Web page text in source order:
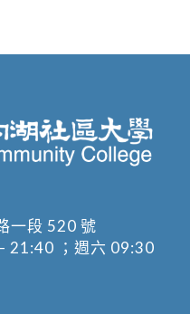
一段 520 號
21:40 ；週六 09:30